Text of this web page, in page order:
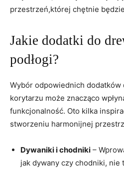
przestrzeń,której chętnie
Jakie dodatki do
podłogi?
Wybór odpowiednich dodatków
korytarzu może znacząco
funkcjonalność. Oto kilka
stworzeniu ⁣harmonijnej
Dywaniki i⁣ chodniki –
jak dywany czy chodniki,